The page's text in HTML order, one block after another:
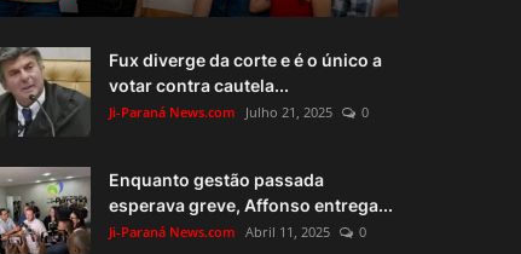
Fux diverge da corte e é o único a
votar contra cautela...
Ji-Paraná News.com Julho 21, 2025 0
Enquanto gestão passada
esperava greve, Affonso entrega...
Ji-Paraná News.com Abril 11, 2025 0